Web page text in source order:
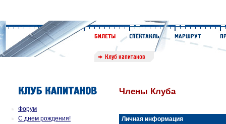
Форум
С днем рождения!
Члены Клуба
Личная информация